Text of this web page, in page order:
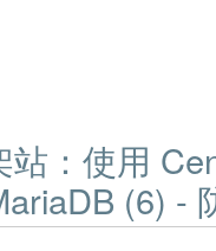
站：使用
(6) -